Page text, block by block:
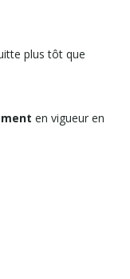
plus tôt que
en vigueur en